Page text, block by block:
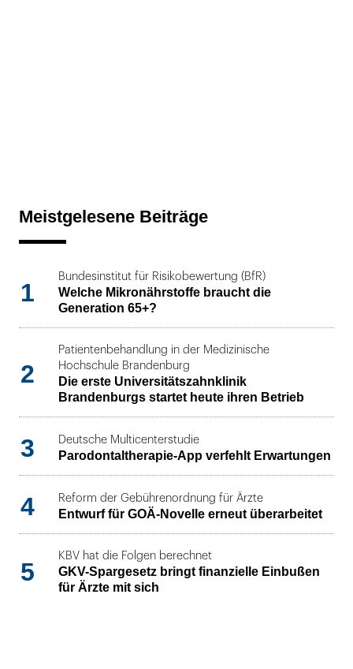
Meistgelesene Beiträge
1
Bundesinstitut für Risikobewertung (BfR)
Welche Mikronährstoffe braucht die
Generation 65+?
2
Patientenbehandlung in der Medizinische
Hochschule Brandenburg
Die erste Universitätszahnklinik
Brandenburgs startet heute ihren Betrieb
3 Deutsche Multicenterstudie
Parodontaltherapie-App verfehlt Erwartungen
4 Reform der Gebührenordnung für Ärzte
Entwurf für GOÄ-Novelle erneut überarbeitet
5
KBV hat die Folgen berechnet
GKV-Spargesetz bringt finanzielle Einbußen
für Ärzte mit sich